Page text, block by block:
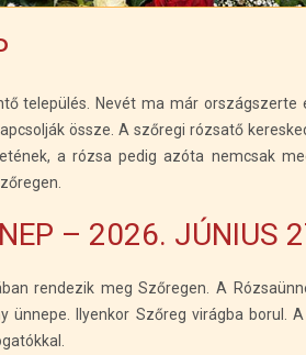
település. Nevét ma már országszerte
össze. A szőregi rózsatő
a rózsa pedig azóta nemcsak
– 2026. JÚNIUS
rendezik meg Szőregen. A
Ilyenkor Szőreg virágba borul.